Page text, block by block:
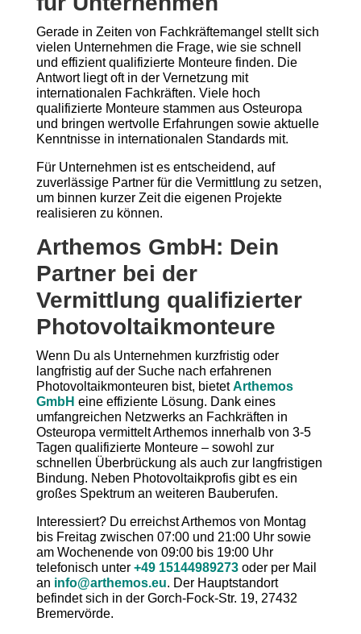
Gerade in Zeiten von Fachkräftemangel stellt sich
vielen Unternehmen die Frage, wie sie schnell
und effizient qualifizierte Monteure finden. Die
Antwort liegt oft in der Vernetzung mit
internationalen Fachkräften. Viele hoch
qualifizierte Monteure stammen aus Osteuropa
und bringen wertvolle Erfahrungen sowie aktuelle
Kenntnisse in internationalen Standards mit.
Für Unternehmen ist es entscheidend, auf
zuverlässige Partner für die Vermittlung zu setzen,
um binnen kurzer Zeit die eigenen Projekte
realisieren zu können.
Arthemos GmbH: Dein
Partner bei der
Vermittlung qualifizierter
Photovoltaikmonteure
Wenn Du als Unternehmen kurzfristig oder
langfristig auf der Suche nach erfahrenen
Photovoltaikmonteuren bist, bietetArthemos
GmbH eine effiziente Lösung. Dank eines
umfangreichen Netzwerks an Fachkräften in
Osteuropa vermittelt Arthemos innerhalb von 3-5
Tagen qualifizierte Monteure – sowohl zur
schnellen Überbrückung als auch zur langfristigen
Bindung. Neben Photovoltaikprofis gibt es ein
großes Spektrum an weiteren Bauberufen.
Interessiert? Du erreichst Arthemos von Montag
bis Freitag zwischen 07:00 und 21:00 Uhr sowie
am Wochenende von 09:00 bis 19:00 Uhr
telefonisch unter +49 15144989273oder per Mail
an info@arthemos.eu. Der Hauptstandort
befindet sich in der Gorch-Fock-Str. 19, 27432
Bremervörde.